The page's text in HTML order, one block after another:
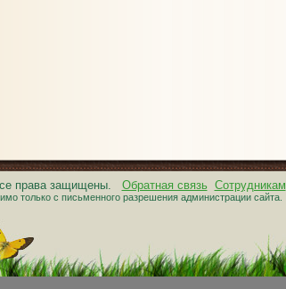
права защищены. Обратная связь Сотрудникам
только с письменного разрешения администрации сайта.